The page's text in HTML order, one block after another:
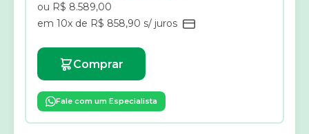
ou R$ 8.589,00
em 10x de R$ 858,90 s/ juros
Comprar
Fale com um Especialista